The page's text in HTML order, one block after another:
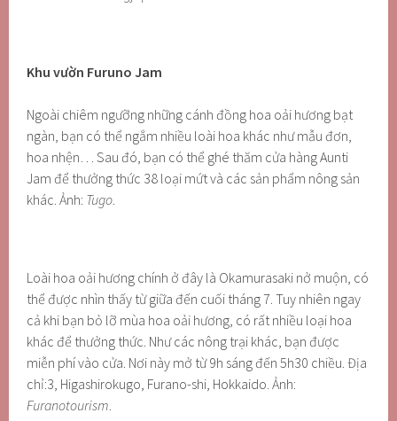
Khu vườn Furuno Jam
Ngoài chiêm ngưỡng những cánh đồng hoa oải hương bạt
ngàn, bạn có thể ngắm nhiều loài hoa khác như mẫu đơn,
hoa nhện… Sau đó, bạn có thể ghé thăm cửa hàng Aunti
Jam để thưởng thức 38 loại mứt và các sản phẩm nông sản
khác. Ảnh: Tugo.
Loài hoa oải hương chính ở đây là Okamurasaki nở muộn, có
thể được nhìn thấy từ giữa đến cuối tháng 7. Tuy nhiên ngay
cả khi bạn bỏ lỡ mùa hoa oải hương, có rất nhiều loại hoa
khác để thưởng thức. Như các nông trại khác, bạn được
miễn phí vào cửa. Nơi này mở từ 9h sáng đến 5h30 chiều. Địa
chỉ:3, Higashirokugo, Furano-shi, Hokkaido. Ảnh:
Furanotourism.